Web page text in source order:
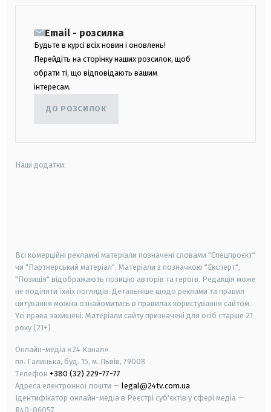
Email - розсилка
Будьте в курсі всіх новин і оновлень!
Перейдіть на сторінку наших розсилок, щоб
обрати ті, що відповідають вашим
інтересам.
ДО РОЗСИЛОК
Наші додатки:
Всі комерційні рекламні матеріали позначені словами "Спецпроєкт"
чи "Партнерський матеріал". Матеріали з позначкою "Експерт",
"Позиція" відображають позицію авторів та героїв. Редакція може
не поділяти їхніх поглядів. Детальніше щодо реклами та правил
цитування можна ознайомитись в правилах користування сайтом.
Усі права захищені. Матеріали сайту призначені для осіб старше 21
року (21+)
Онлайн-медіа «24 Канал»
пл. Галицька, буд. 15, м. Львів, 79008
Телефон +380 (32) 229-77-77
Адреса електронної пошти — legal@24tv.com.ua
Ідентифікатор онлайн-медіа в Реєстрі суб'єктів у сфері медіа —
R40-06057